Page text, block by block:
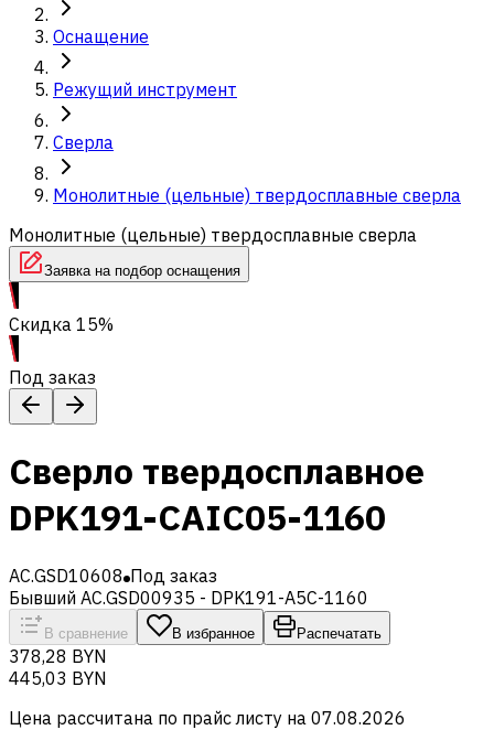
Оснащение
Режущий инструмент
Сверла
Монолитные (цельные) твердосплавные сверла
Монолитные (цельные) твердосплавные сверла
Заявка на подбор оснащения
Скидка 15%
Под заказ
Сверло твердосплавное
DPK191-CAIC05-1160
AC.GSD10608 Под заказ
Бывший AC.GSD00935 - DPK191-A5C-1160
В сравнение В избранное Распечатать
378,28 BYN
445,03 BYN
Цена рассчитана по прайс листу на 07.08.2026